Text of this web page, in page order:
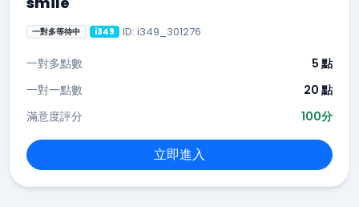
一對多等待中 i349 ID: i349_301276
一對多點數
5 點
一對一點數
20 點
滿意度評分
100分
立即進入